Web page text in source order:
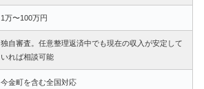
1万〜100万円
独自審査。任意整理返済中でも現在の収入が安定して
いれば相談可能
今金町を含む全国対応